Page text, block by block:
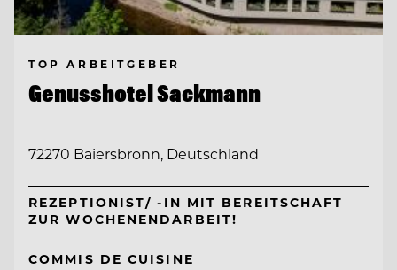
TOP ARBEITGEBER
Genusshotel Sackmann
72270 Baiersbronn, Deutschland
REZEPTIONIST/ -IN MIT BEREITSCHAFT
ZUR WOCHENENDARBEIT!
COMMIS DE CUISINE